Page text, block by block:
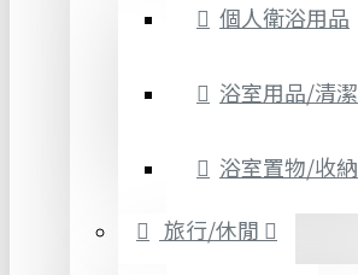
個人衛浴用品
浴室用品/清潔
浴室置物/收納
旅行/休閒